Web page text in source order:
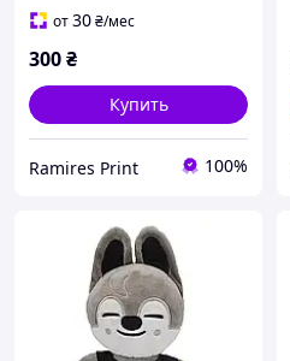
от30₴/мес
300₴
Купить
Ramires Print 100%